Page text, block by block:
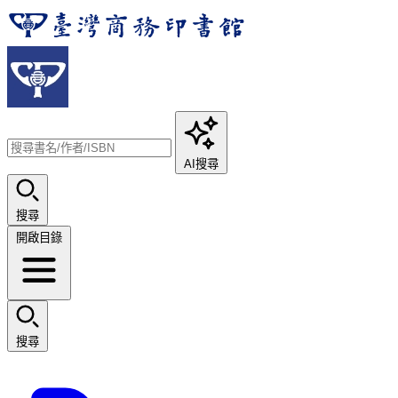
AI搜尋
搜尋
開啟目錄
搜尋